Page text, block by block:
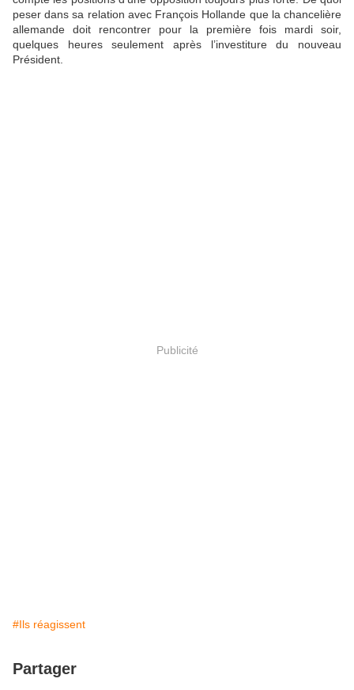
peser dans sa relation avec François Hollande que la chancelière
allemande doit rencontrer pour la première fois mardi soir,
quelques heures seulement après l’investiture du nouveau
Président.
Publicité
#Ils réagissent
Partager